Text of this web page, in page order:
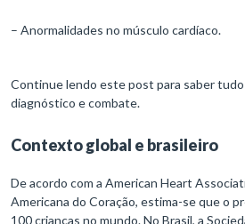
– Anormalidades no músculo cardíaco.
Continue lendo este post para saber
diagnóstico e combate.
Contexto global e brasileiro
De acordo com a American Heart
Americana do Coração, estima-se que o
100 crianças no mundo. No Brasil, a